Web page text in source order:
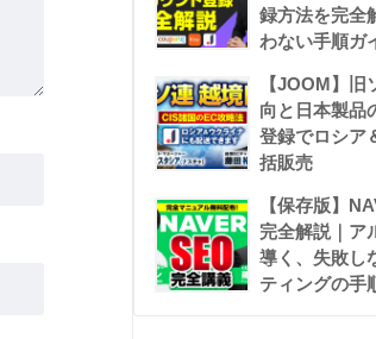
録方法を完全
わない手順ガ
【JOOM】
向と日本製品
登録でロシア
括販売
【保存版】
完全解説｜ア
導く、失敗し
ティングの手